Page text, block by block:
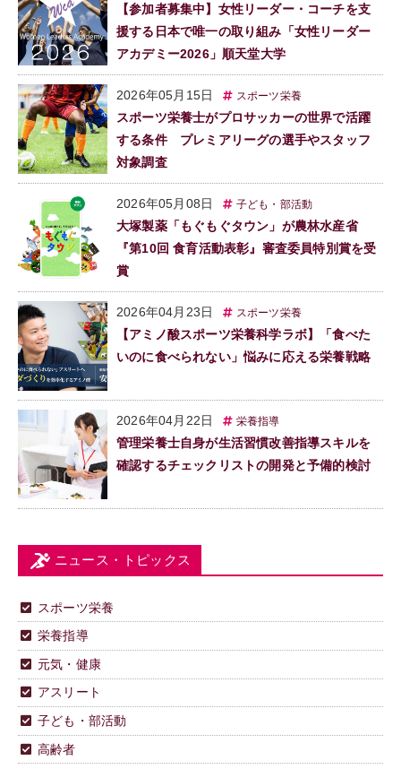
【参加者募集中】女性リーダー・コーチを支
援する日本で唯一の取り組み「女性リーダー
アカデミー2026」順天堂大学
2026年05月15日 スポーツ栄養
スポーツ栄養士がプロサッカーの世界で活躍
する条件 プレミアリーグの選手やスタッフ
対象調査
2026年05月08日 子ども・部活動
大塚製薬「もぐもぐタウン」が農林水産省
『第10回 食育活動表彰』審査委員特別賞を受
賞
2026年04月23日 スポーツ栄養
【アミノ酸スポーツ栄養科学ラボ】「食べた
いのに食べられない」悩みに応える栄養戦略
2026年04月22日 栄養指導
管理栄養士自身が生活習慣改善指導スキルを
確認するチェックリストの開発と予備的検討
ニュース・トピックス
スポーツ栄養
栄養指導
元気・健康
アスリート
子ども・部活動
高齢者